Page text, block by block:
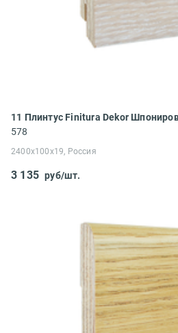
578
2400x100x19, Россия
3 135 руб/шт.